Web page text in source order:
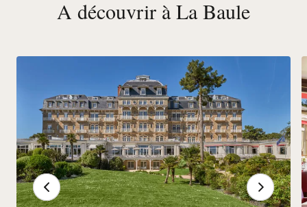
A découvrir à La Baule